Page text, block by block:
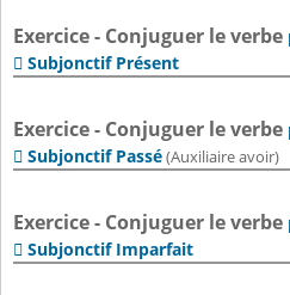
Exercice - Conjuguer le verbe
 Subjonctif Présent
Exercice - Conjuguer le verbe
 Subjonctif Passé(Auxiliaire avoir)
Exercice - Conjuguer le verbe
 Subjonctif Imparfait